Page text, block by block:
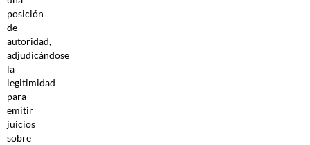
posición
de
autoridad,
adjudicándose
la
legitimidad
para
emitir
juicios
sobre